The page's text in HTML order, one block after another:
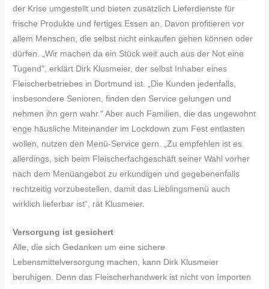
der Krise umgestellt und bieten zusätzlich Lieferdienste für
frische Produkte und fertiges Essen an. Davon profitieren vor
allem Menschen, die selbst nicht einkaufen gehen können oder
dürfen. „Wir machen da ein Stück weit auch aus der Not eine
Tugend“, erklärt Dirk Klusmeier, der selbst Inhaber eines
Fleischerbetriebes in Dortmund ist. „Die Kunden jedenfalls,
insbesondere Senioren, finden den Service gelungen und
nehmen ihn gern wahr.“ Aber auch Familien, die das ungewohnt
enge häusliche Miteinander im Lockdown zum Fest entlasten
wollen, nutzen den Menü-Service gern. „Zu empfehlen ist es
allerdings, sich beim Fleischerfachgeschäft seiner Wahl vorher
nach dem Menüangebot zu erkundigen und gegebenenfalls
rechtzeitig vorzubestellen, damit das Lieblingsmenü auch
wirklich lieferbar ist“, rät Klusmeier.
Versorgung ist gesichert
Alle, die sich Gedanken um eine sichere
Lebensmittelversorgung machen, kann Dirk Klusmeier
beruhigen. Denn das Fleischerhandwerk ist nicht von Importen